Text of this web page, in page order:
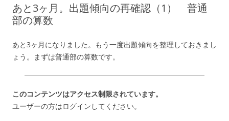
あと3ヶ月。出題傾向の再確認（1） 普通
部の算数
あと3ヶ月になりました。もう一度出題傾向を整理しておきまし
ょう。まずは普通部の算数です。
このコンテンツはアクセス制限されています。
ユーザーの方はログインしてください。